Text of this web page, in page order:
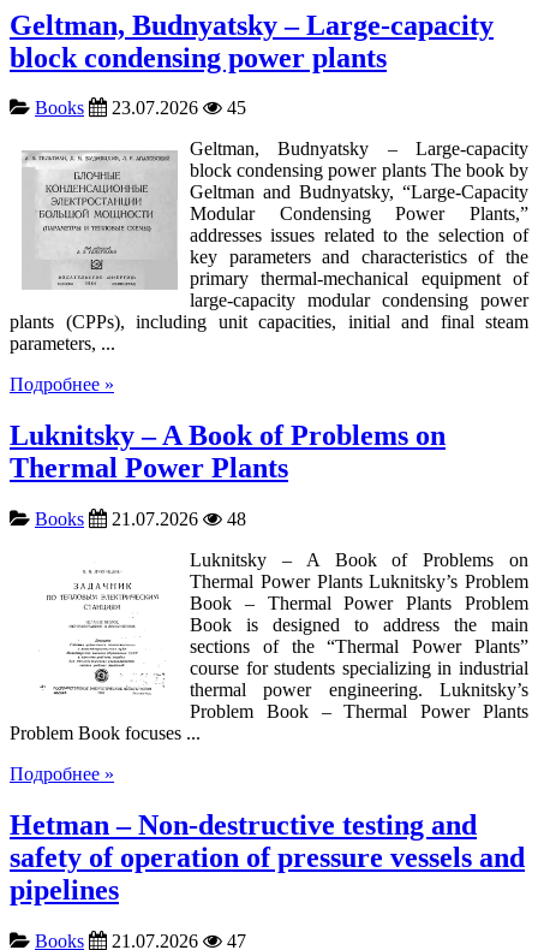
Geltman, Budnyatsky – Large-capacity
block condensing power plants
Books 23.07.2026
45
Geltman, Budnyatsky – Large-capacity
block condensing power plants The book by
Geltman and Budnyatsky, “Large-Capacity
Modular Condensing Power Plants,”
addresses issues related to the selection of
key parameters and characteristics of the
primary thermal-mechanical equipment of
large-capacity modular condensing power
plants (CPPs), including unit capacities, initial and final steam
parameters, ...
Подробнее »
Luknitsky – A Book of Problems on
Thermal Power Plants
Books 21.07.2026
48
Luknitsky – A Book of Problems on
Thermal Power Plants Luknitsky’s Problem
Book – Thermal Power Plants Problem
Book is designed to address the main
sections of the “Thermal Power Plants”
course for students specializing in industrial
thermal power engineering. Luknitsky’s
Problem Book – Thermal Power Plants
Problem Book focuses ...
Подробнее »
Hetman – Non-destructive testing and
safety of operation of pressure vessels and
pipelines
Books 21.07.2026 47